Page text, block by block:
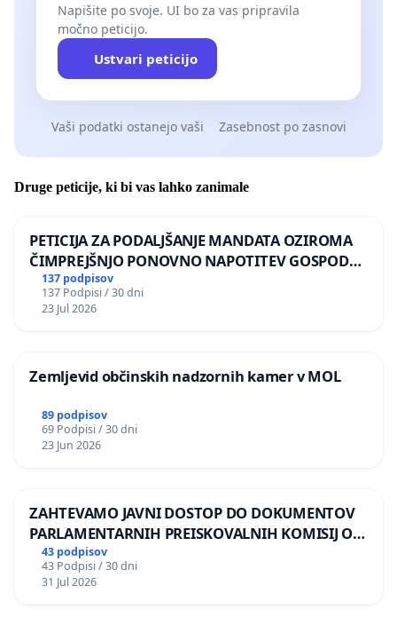
Napišite po svoje. UI bo za vas pripravila
močno peticijo.
Ustvari peticijo
Vaši podatki ostanejo vaši Zasebnost po zasnovi
Druge peticije, ki bi vas lahko zanimale
PETICIJA ZA PODALJŠANJE MANDATA OZIROMA
ČIMPREJŠNJO PONOVNO NAPOTITEV GOSPODA
BERNARDA ŠRAJNERJA NA VELEPOSLANIŠTVO
REPUBLIKE SLOVENIJE V MOSKVI
137 podpisov
137 Podpisi / 30 dni
23 Jul 2026
Zemljevid občinskih nadzornih kamer v MOL
89 podpisov
69 Podpisi / 30 dni
23 Jun 2026
ZAHTEVAMO JAVNI DOSTOP DO DOKUMENTOV
PARLAMENTARNIH PREISKOVALNIH KOMISIJ O
ILEGALNI TRGOVINI Z OROŽJEM
43 podpisov
43 Podpisi / 30 dni
31 Jul 2026